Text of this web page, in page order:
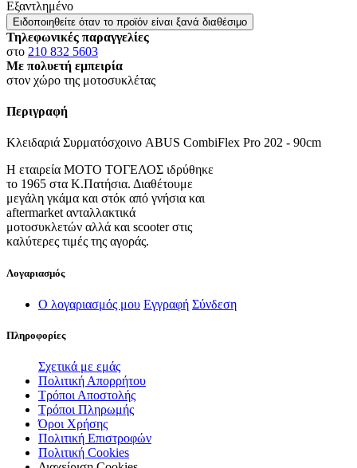
Εξαντλημένο
Ειδοποιηθείτε όταν το προϊόν είναι ξανά διαθέσιμο
Τηλεφωνικές παραγγελίες
στο 210 832 5603
Με πολυετή εμπειρία
στον χώρο της μοτοσυκλέτας
Περιγραφή
Κλειδαριά Συρματόσχοινο ABUS CombiFlex Pro 202 - 90cm
Η εταιρεία ΜΟΤΟ ΤΟΓΕΛΟΣ ιδρύθηκε
το 1965 στα Κ.Πατήσια. Διαθέτουμε
μεγάλη γκάμα και στόκ από γνήσια και
aftermarket ανταλλακτικά
μοτοσυκλετών αλλά και scooter στις
καλύτερες τιμές της αγοράς.
Λογαριασμός
Ο λογαριασμός μου Εγγραφή Σύνδεση
Πληροφορίες
Σχετικά με εμάς
Πολιτική Απορρήτου
Τρόποι Αποστολής
Τρόποι Πληρωμής
Όροι Χρήσης
Πολιτική Επιστροφών
Πολιτική Cookies